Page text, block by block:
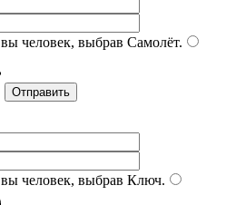
человек, выбрав Самолёт.
человек, выбрав Ключ.